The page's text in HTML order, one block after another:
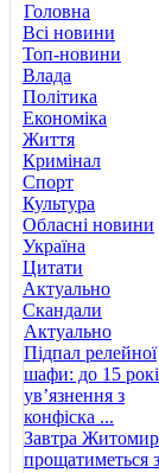
Головна
Всі новини
Топ-новини
Влада
Політика
Економіка
Життя
Кримінал
Спорт
Культура
Обласні новини
Україна
Цитати
Актуально
Скандали
Актуально
Підпал релейної
шафи: до 15
ув’язнення з
конфіска ...
Завтра Житомир
прощатиметься з